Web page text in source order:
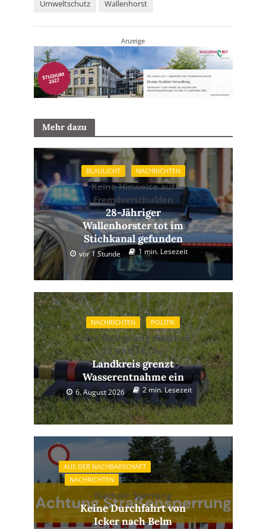
Umweltschutz Wallenhorst
Anzeige
Mehr dazu
BLAULICHT NACHRICHTEN
Keine Hinweise auf
Fremdverschulden
28-Jähriger
Wallenhorster tot im
Stichkanal gefunden
vor 1 Stunde 1 min. Lesezeit
NACHRICHTEN POLITIK
Keine Beregnung zwischen
12 und 18 Uhr
Landkreis grenzt
Wasserentnahme ein
6. August 2026 2 min. Lesezeit
AUS DER NACHBARSCHAFT
NACHRICHTEN
Nächste Sperrung
Keine Durchfahrt von
Icker nach Belm